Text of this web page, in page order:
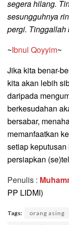
segera hilang.
sesungguhnya
pergi. Tinggallah
~Ibnul Qoyyim~
Jika kita benar-
kita akan lebih
daripada
berkesudahan
bersabar,
memanfaatkan
setiap
persiapkan
Penulis :
PP LIDMI)
Tags: orang asing